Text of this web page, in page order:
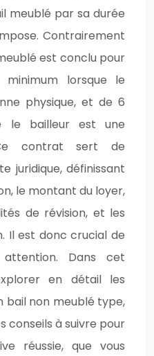
meublé par sa durée
Contrairement
est conclu pour
lorsque le
physique, et de 6
le bailleur est une
contrat sert de
juridique, définissant
le montant du loyer,
de révision, et les
Il est donc crucial de
Dans cet
en détail les
bail non meublé type,
conseils à suivre pour
réussie, que vous